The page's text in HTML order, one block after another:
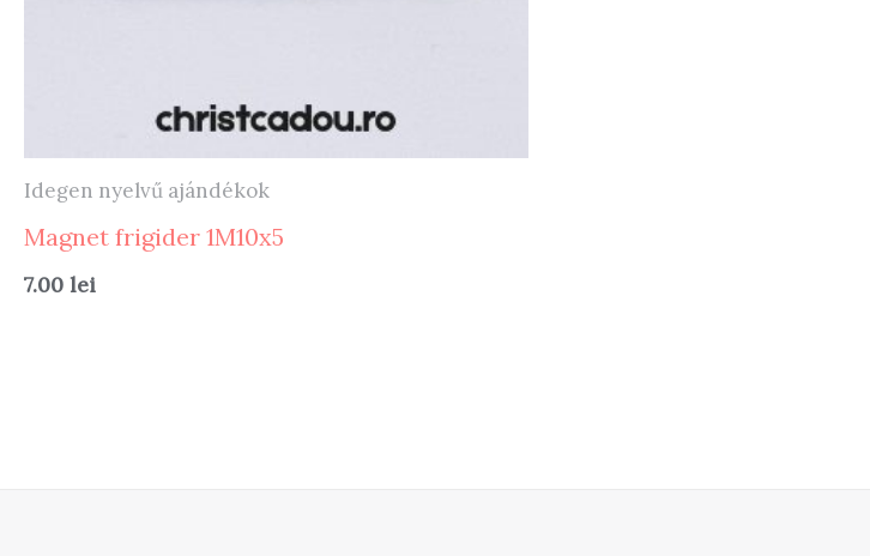
Idegen nyelvű ajándékok
Magnet frigider 1M10x5
7.00 lei